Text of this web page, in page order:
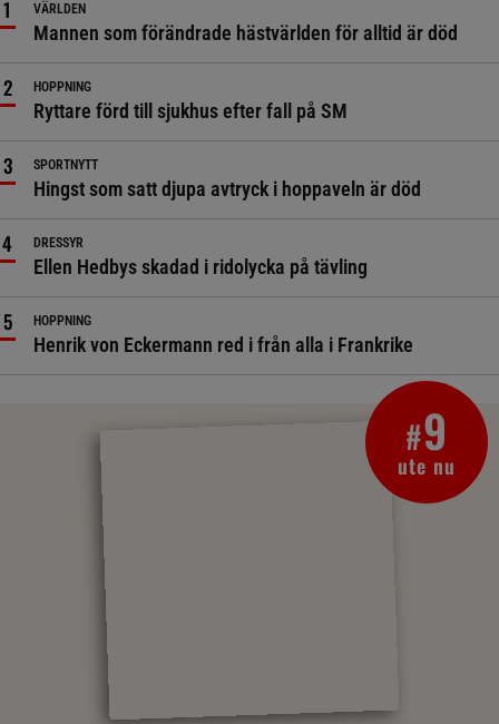
VÄRLDEN
Mannen som förändrade hästvärlden för alltid är död
HOPPNING
Ryttare förd till sjukhus efter fall på SM
SPORTNYTT
Hingst som satt djupa avtryck i hoppaveln är död
DRESSYR
Ellen Hedbys skadad i ridolycka på tävling
HOPPNING
Henrik von Eckermann red i från alla i Frankrike
#9
ute nu